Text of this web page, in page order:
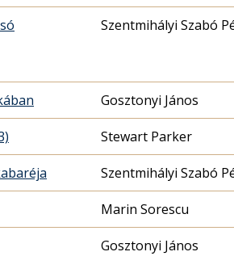
Szentmihályi Szabó
Gosztonyi János
Stewart Parker
Szentmihályi Szabó
Marin Sorescu
Gosztonyi János